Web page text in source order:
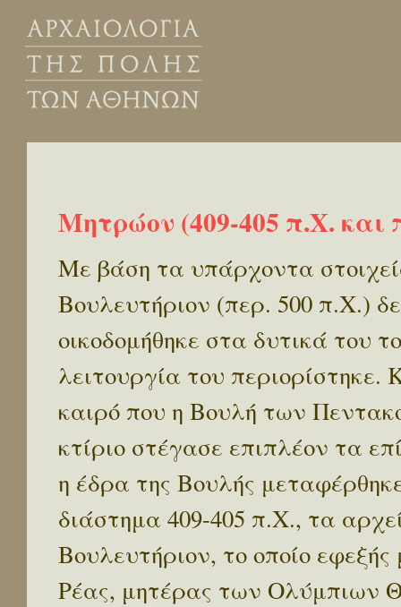
Μητρώον (409-405 π.Χ. και
Με βάση τα υπάρχοντα
Βουλευτήριον (περ. 500 π.Χ.)
οικοδομήθηκε στα δυτικά του
λειτουργία του
καιρό που η Βουλή των
κτίριο στέγασε επιπλέον τα
η έδρα της Βουλής
διάστημα 409-405 π.Χ., τα
Βουλευτήριον, το οποίο
Ρέας, μητέρας των Ολύμπιων